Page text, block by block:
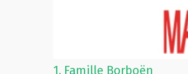
1. Famille Borboën